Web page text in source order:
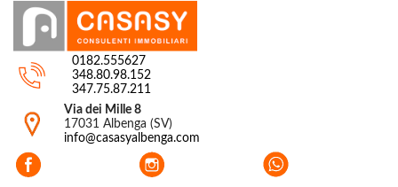
0182.555627
348.80.98.152
347.75.87.211
Via dei Mille 8
17031 Albenga (SV)
info@casasyalbenga.com